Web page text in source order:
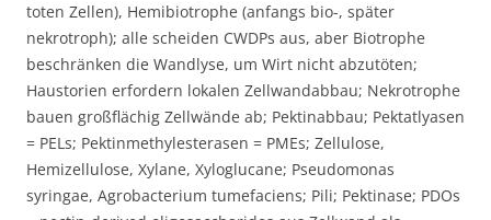
toten Zellen), Hemibiotrophe (anfangs bio-, später
nekrotroph); alle scheiden CWDPs aus, aber Biotrophe
beschränken die Wandlyse, um Wirt nicht abzutöten;
Haustorien erfordern lokalen Zellwandabbau; Nekrotrophe
bauen großflächig Zellwände ab; Pektinabbau; Pektatlyasen
= PELs; Pektinmethylesterasen = PMEs; Zellulose,
Hemizellulose, Xylane, Xyloglucane; Pseudomonas
syringae, Agrobacterium tumefaciens; Pili; Pektinase; PDOs